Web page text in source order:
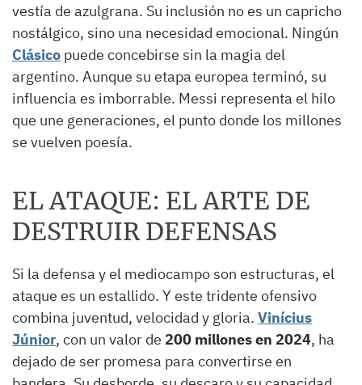
vestía de azulgrana. Su inclusión no es un capricho
nostálgico, sino una necesidad emocional. Ningún
Clásico puede concebirse sin la magia del
argentino. Aunque su etapa europea terminó, su
influencia es imborrable. Messi representa el hilo
que une generaciones, el punto donde los millones
se vuelven poesía.
EL ATAQUE: EL ARTE DE
DESTRUIR DEFENSAS
Si la defensa y el mediocampo son estructuras, el
ataque es un estallido. Y este tridente ofensivo
combina juventud, velocidad y gloria. Vinícius
Júnior, con un valor de 200 millones en 2024, ha
dejado de ser promesa para convertirse en